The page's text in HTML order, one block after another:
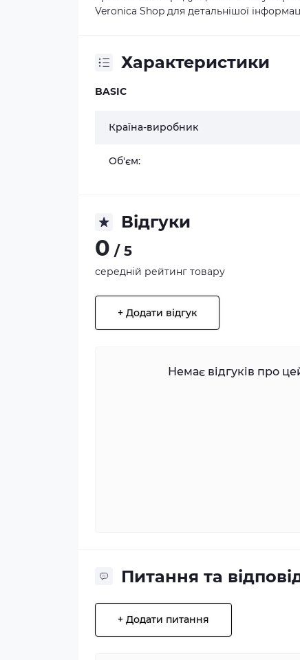
Veronica Shop для детальнішої
Характеристики
BASIC
Країна-виробник
Об'єм:
Відгуки
0 / 5
середній рейтинг товару
+ Додати відгук
Немає відгуків про
Питання та
+ Додати питання